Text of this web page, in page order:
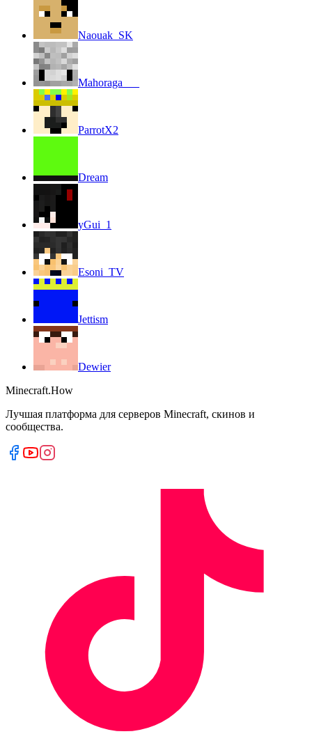
Naouak_SK
Mahoraga___
ParrotX2
Dream
yGui_1
Esoni_TV
Jettism
Dewier
Minecraft.How
Лучшая платформа для серверов Minecraft, скинов и
сообщества.